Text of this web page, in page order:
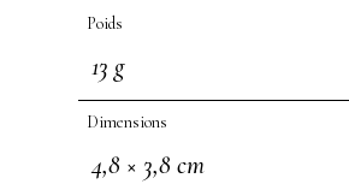
Poids
13 g
Dimensions
4,8 × 3,8 cm